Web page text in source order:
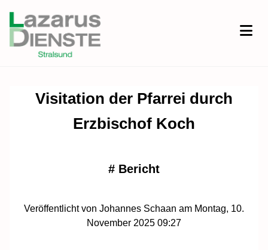
Visitation der Pfarrei durch
Erzbischof Koch
# Bericht
Veröffentlicht von Johannes Schaan am Montag, 10.
November 2025 09:27